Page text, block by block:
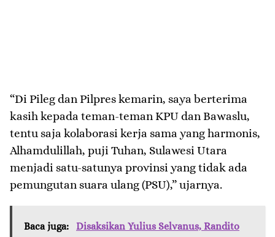
“Di Pileg dan Pilpres kemarin, saya berterima
kasih kepada teman-teman KPU dan Bawaslu,
tentu saja kolaborasi kerja sama yang harmonis,
Alhamdulillah, puji Tuhan, Sulawesi Utara
menjadi satu-satunya provinsi yang tidak ada
pemungutan suara ulang (PSU),” ujarnya.
Baca juga:
Disaksikan Yulius Selvanus, Randito